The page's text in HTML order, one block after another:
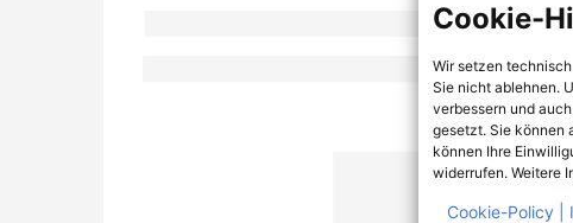
Cookie-
Wir setzen
Sie nicht ablehnen.
verbessern und
gesetzt. Sie können
können Ihre
widerrufen. Weitere
Cookie-Policy |